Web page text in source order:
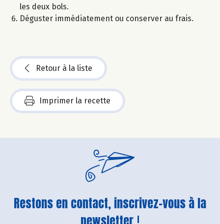
les deux bols.
Déguster immédiatement ou conserver au frais.
Retour à la liste
Imprimer la recette
Restons en contact, inscrivez-vous à la